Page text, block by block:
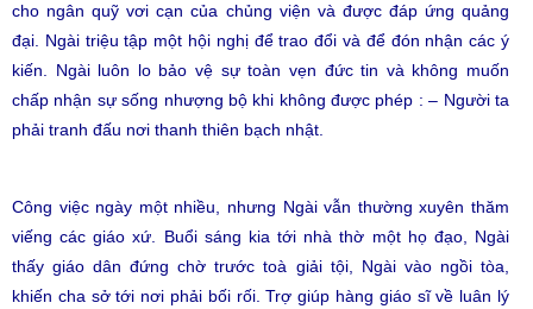
cho ngân quỹ vơi cạn của chủng viện và được đáp ứng quảng
đại. Ngài triệu tập một hội nghị để trao đổi và để đón nhận các ý
kiến. Ngài luôn lo bảo vệ sự toàn vẹn đức tin và không muốn
chấp nhận sự sống nhượng bộ khi không được phép : – Người ta
phải tranh đấu nơi thanh thiên bạch nhật.
Công việc ngày một nhiều, nhưng Ngài vẫn thường xuyên thăm
viếng các giáo xứ. Buổi sáng kia tới nhà thờ một họ đạo, Ngài
thấy giáo dân đứng chờ trước toà giải tội, Ngài vào ngồi tòa,
khiến cha sở tới nơi phải bối rối. Trợ giúp hàng giáo sĩ về luân lý